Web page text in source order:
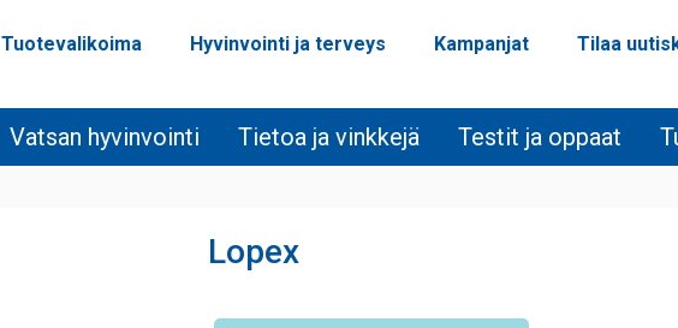
Tuotevalikoima Hyvinvointi ja terveys Kampanjat Tilaa
Vatsan hyvinvointi Tietoa ja vinkkejä Testit ja oppaat
Lopex